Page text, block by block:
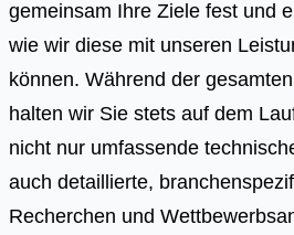
gemeinsam Ihre Ziele fest und
wie wir diese mit unseren
können. Während der
halten wir Sie stets auf dem
nicht nur umfassende
auch detaillierte,
Recherchen und